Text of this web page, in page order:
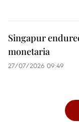
Singapur
monetaria
27/07/2026 09:49